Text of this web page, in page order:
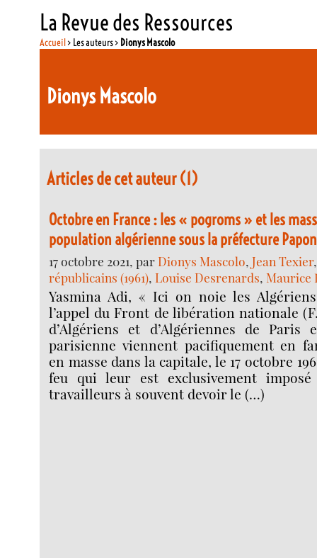
La Revue des Ressources
Accueil> Les auteurs > Dionys Mascolo
Dionys Mascolo
Articles de cet auteur (1)
Octobre en France : les « pogroms » et les
population algérienne sous la préfecture
17 octobre 2021, parDionys Mascolo,Jean Texier
républicains (1961),Louise Desrenards,Maurice
Yasmina Adi, « Ici on noie les Algériens
l’appel du Front de libération nationale
d’Algériens et d’Algériennes de
parisienne viennent pacifiquement en
en masse dans la capitale, le 17 octobre
feu qui leur est exclusivement
travailleurs à souvent devoir le (…)